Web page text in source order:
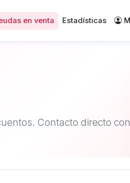
en venta Estadísticas
Contacto directo